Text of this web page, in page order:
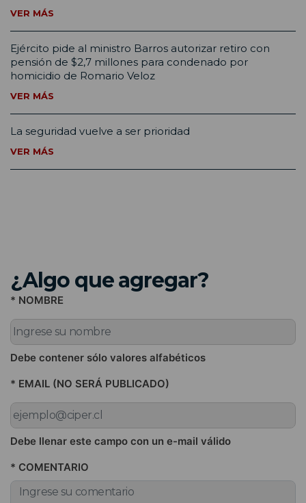
VER MÁS
Ejército pide al ministro Barros autorizar retiro con
pensión de $2,7 millones para condenado por
homicidio de Romario Veloz
VER MÁS
La seguridad vuelve a ser prioridad
VER MÁS
¿Algo que agregar?
* NOMBRE
Debe contener sólo valores alfabéticos
* EMAIL (NO SERÁ PUBLICADO)
Debe llenar este campo con un e-mail válido
* COMENTARIO